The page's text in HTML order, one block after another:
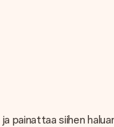
painattaa siihen